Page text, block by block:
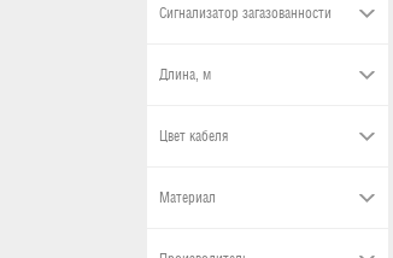
Сигнализатор загазованности
Длина, м
Цвет кабеля
Материал